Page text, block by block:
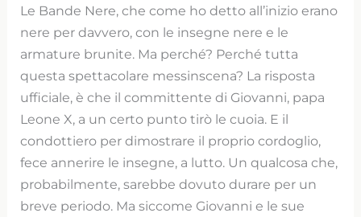
Le Bande Nere, che come ho detto all’inizio erano
nere per davvero, con le insegne nere e le
armature brunite. Ma perché? Perché tutta
questa spettacolare messinscena? La risposta
ufficiale, è che il committente di Giovanni, papa
Leone X, a un certo punto tirò le cuoia. E il
condottiero per dimostrare il proprio cordoglio,
fece annerire le insegne, a lutto. Un qualcosa che,
probabilmente, sarebbe dovuto durare per un
breve periodo. Ma siccome Giovanni e le sue